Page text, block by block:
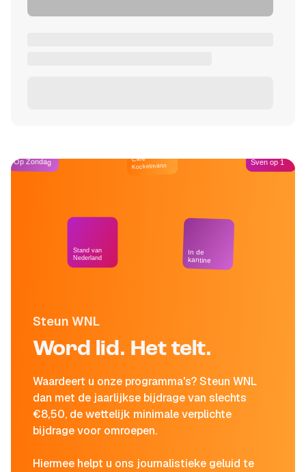
Steun WNL
Word lid. Het telt.
Waardeert u onze programma's? Steun WNL
dan met de jaarlijkse bijdrage van slechts
€8,50, de wettelijk minimale verplichte
bijdrage voor omroepen.
Hiermee helpt u ons journalistieke geluid te
Op Zondag
Stand van
Nederland
Café
Kockelmann
In de
kantine
Sven op 1